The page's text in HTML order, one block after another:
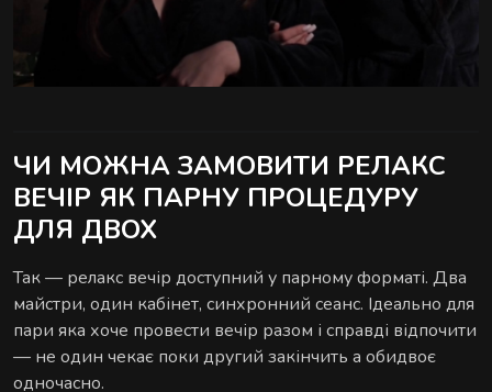
ЧИ МОЖНА ЗАМОВИТИ РЕЛАКС
ВЕЧІР ЯК ПАРНУ ПРОЦЕДУРУ
ДЛЯ ДВОХ
Так — релакс вечір доступний у парному форматі. Два
майстри, один кабінет, синхронний сеанс. Ідеально для
пари яка хоче провести вечір разом і справді відпочити
— не один чекає поки другий закінчить а обидвоє
одночасно.